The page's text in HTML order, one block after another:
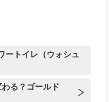
ートイレ（ウォシュ
る？ゴールド